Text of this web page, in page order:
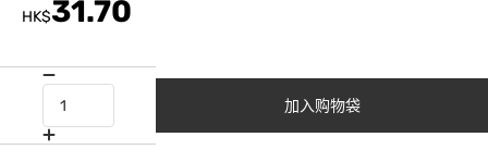
HK$31.70
加入购物袋